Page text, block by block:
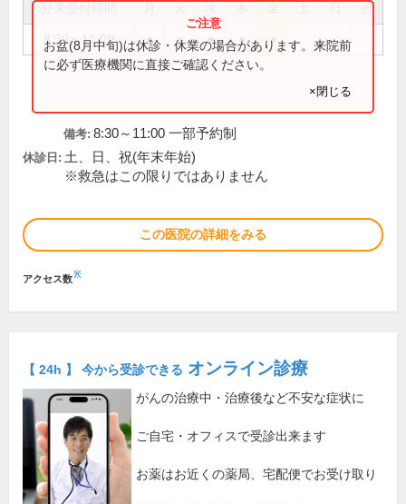
祝
8:30～11:00 ● ● ● ● ●
お盆(8月中旬)は休診・休業の場合があります。来院前
に必ず医療機関に直接ご確認ください。
×閉じる
備考: 8:30～11:00 一部予約制
休診日: 土、日、祝(年末年始)
※救急はこの限りではありません
この医院の詳細をみる
アクセス数※
【 24h 】 今から受診できる オンライン診療
がんの治療中・治療後など不安な症状に
ご自宅・オフィスで受診出来ます
お薬はお近くの薬局、宅配便でお受け取り